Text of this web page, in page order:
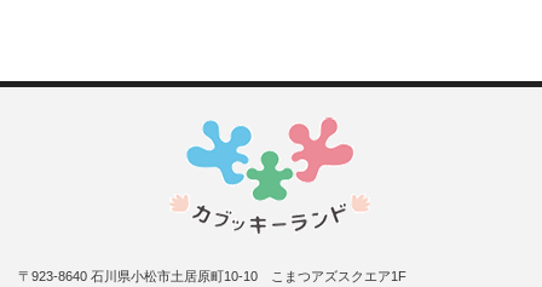
〒923-8640 石川県小松市土居原町10-10 こまつアズスクエア1F